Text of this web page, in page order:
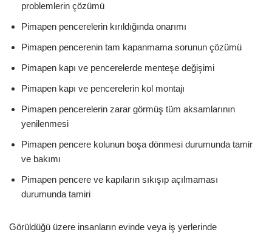
problemlerin çözümü
Pimapen pencerelerin kırıldığında onarımı
Pimapen pencerenin tam kapanmama sorunun çözümü
Pimapen kapı ve pencerelerde menteşe değişimi
Pimapen kapı ve pencerelerin kol montajı
Pimapen pencerelerin zarar görmüş tüm aksamlarının
yenilenmesi
Pimapen pencere kolunun boşa dönmesi durumunda tamir
ve bakımı
Pimapen pencere ve kapıların sıkışıp açılmaması
durumunda tamiri
Görüldüğü üzere insanların evinde veya iş yerlerinde